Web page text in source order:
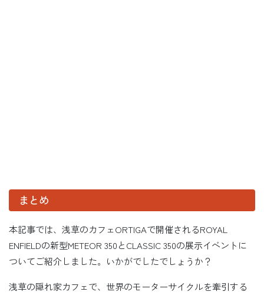
まとめ
本記事では、浅草のカフェORTIGAで開催されるROYAL
ENFIELDの新型METEOR 350とCLASSIC 350の展示イベントに
ついてご紹介しました。いかがでしたでしょうか？
浅草の隠れ家カフェで、世界のモーターサイクルを牽引する